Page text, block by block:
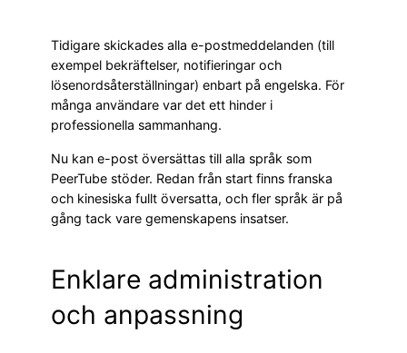
Tidigare skickades alla e-postmeddelanden (till
exempel bekräftelser, notifieringar och
lösenordsåterställningar) enbart på engelska. För
många användare var det ett hinder i
professionella sammanhang.
Nu kan e-post översättas till alla språk som
PeerTube stöder. Redan från start finns franska
och kinesiska fullt översatta, och fler språk är på
gång tack vare gemenskapens insatser.
Enklare administration
och anpassning